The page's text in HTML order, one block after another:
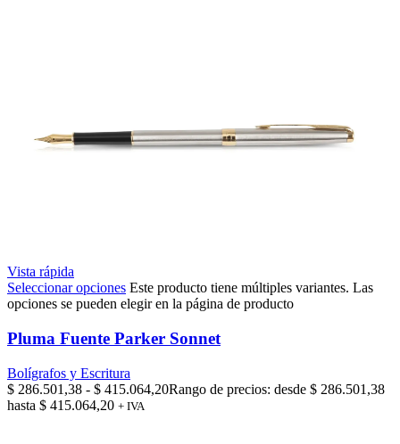
Vista rápida
Seleccionar opciones Este producto tiene múltiples variantes. Las
opciones se pueden elegir en la página de producto
Pluma Fuente Parker Sonnet
Bolígrafos y Escritura
$ 286.501,38 - $ 415.064,20Rango de precios: desde $ 286.501,38
hasta $ 415.064,20 + IVA